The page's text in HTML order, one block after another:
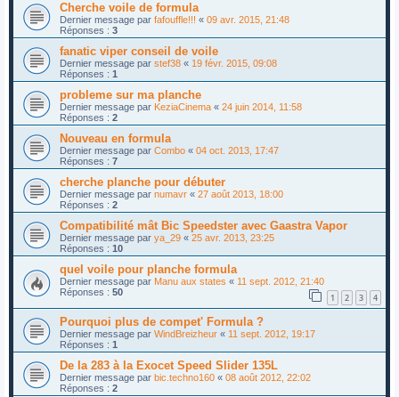
Cherche voile de formula
Dernier message par fafouffle!!! « 09 avr. 2015, 21:48
Réponses : 3
fanatic viper conseil de voile
Dernier message par stef38 « 19 févr. 2015, 09:08
Réponses : 1
probleme sur ma planche
Dernier message par KeziaCinema « 24 juin 2014, 11:58
Réponses : 2
Nouveau en formula
Dernier message par Combo « 04 oct. 2013, 17:47
Réponses : 7
cherche planche pour débuter
Dernier message par numavr « 27 août 2013, 18:00
Réponses : 2
Compatibilité mât Bic Speedster avec Gaastra Vapor
Dernier message par ya_29 « 25 avr. 2013, 23:25
Réponses : 10
quel voile pour planche formula
Dernier message par Manu aux states « 11 sept. 2012, 21:40
Réponses : 50 1 2 3 4
Pourquoi plus de compet' Formula ?
Dernier message par WindBreizheur « 11 sept. 2012, 19:17
Réponses : 1
De la 283 à la Exocet Speed Slider 135L
Dernier message par bic.techno160 « 08 août 2012, 22:02
Réponses : 2